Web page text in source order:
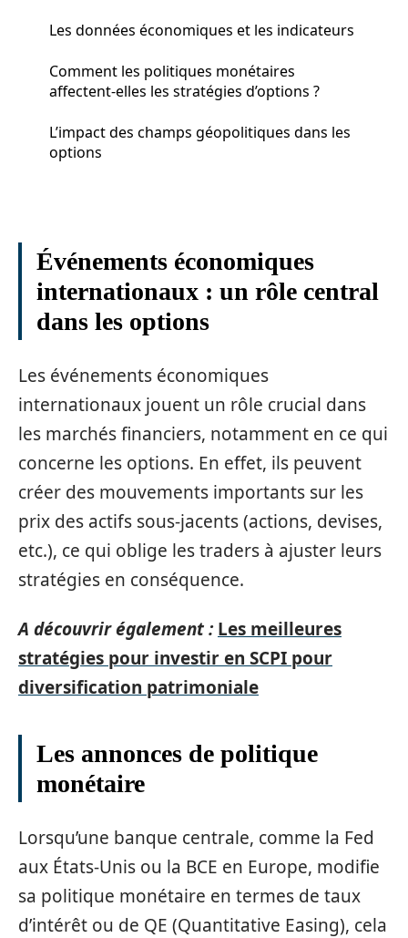
Les données économiques et les indicateurs
Comment les politiques monétaires
affectent-elles les stratégies d’options ?
L’impact des champs géopolitiques dans les
options
Événements économiques
internationaux : un rôle central
dans les options
Les événements économiques
internationaux jouent un rôle crucial dans
les marchés financiers, notamment en ce qui
concerne les options. En effet, ils peuvent
créer des mouvements importants sur les
prix des actifs sous-jacents (actions, devises,
etc.), ce qui oblige les traders à ajuster leurs
stratégies en conséquence.
A découvrir également : Les meilleures
stratégies pour investir en SCPI pour
diversification patrimoniale
Les annonces de politique
monétaire
Lorsqu’une banque centrale, comme la Fed
aux États-Unis ou la BCE en Europe, modifie
sa politique monétaire en termes de taux
d’intérêt ou de QE (Quantitative Easing), cela